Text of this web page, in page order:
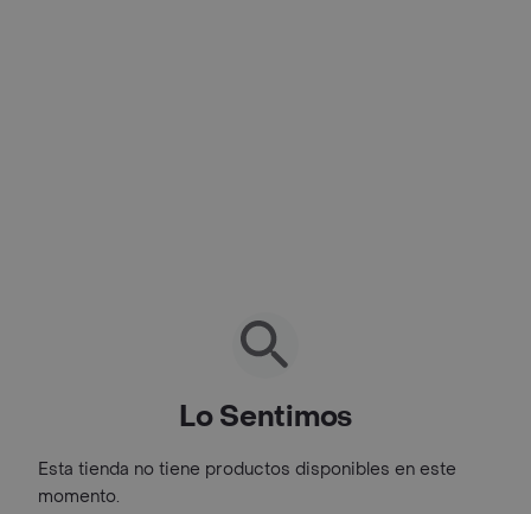
Lo Sentimos
Esta tienda no tiene productos disponibles en este
momento.